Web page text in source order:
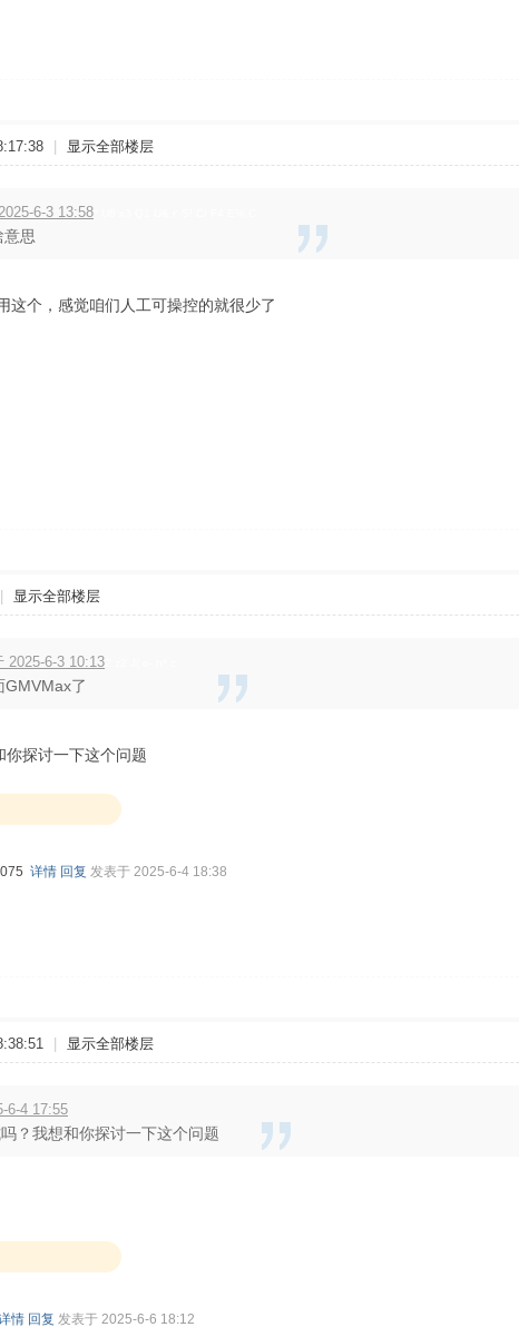
显示全部楼层
6-3 13:58
意思
这个，感觉咱们人工可操控的就很少了
显示全部楼层
2025-6-3 10:13
GMVMax了
你探讨一下这个问题
详情 回复 发表于 2025-6-4 18:38
显示全部楼层
6-4 17:55
？我想和你探讨一下这个问题
情 回复 发表于 2025-6-6 18:12